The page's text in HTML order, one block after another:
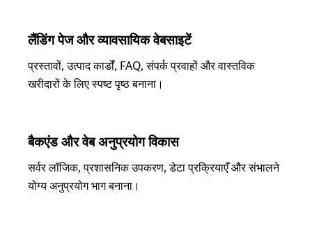
लैंडिंग पेज और व्यावसायिक वेबसाइटें
प्रस्तावों, उत्पाद कार्डों, FAQ, संपर्क प्रवाहों और वास्तविक
खरीदारों के लिए स्पष्ट पृष्ठ बनाना।
बैकएंड और वेब अनुप्रयोग विकास
सर्वर लॉजिक, प्रशासनिक उपकरण, डेटा प्रक्रियाएँ और संभालने
योग्य अनुप्रयोग भाग बनाना।